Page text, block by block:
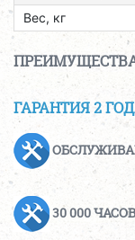
Вес, кг
ГАРАНТИЯ 2
30 000